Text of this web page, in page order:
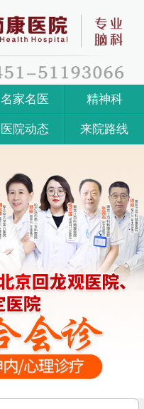
名家名医 精神科
医院动态 来院路线